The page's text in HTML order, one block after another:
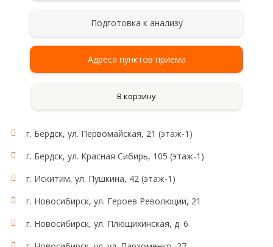
Подготовка к анализу
Адреса пунктов приема
В корзину
г. Бердск, ул. Первомайская, 21 (этаж-1)
г. Бердск, ул. Красная Сибирь, 105 (этаж-1)
г. Искитим, ул. Пушкина, 42 (этаж-1)
г. Новосибирск, ул. Героев Революции, 21
г. Новосибирск, ул. Плющихинская, д. 6